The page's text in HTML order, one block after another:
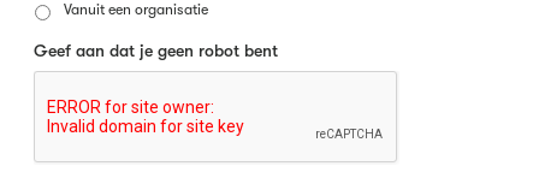
Vanuit een organisatie
Geef aan dat je geen robot bent